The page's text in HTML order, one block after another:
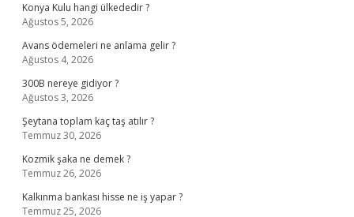
Konya Kulu hangi ülkededir ?
Ağustos 5, 2026
Avans ödemeleri ne anlama gelir ?
Ağustos 4, 2026
300B nereye gidiyor ?
Ağustos 3, 2026
Şeytana toplam kaç taş atılır ?
Temmuz 30, 2026
Kozmik şaka ne demek ?
Temmuz 26, 2026
Kalkınma bankası hisse ne iş yapar ?
Temmuz 25, 2026